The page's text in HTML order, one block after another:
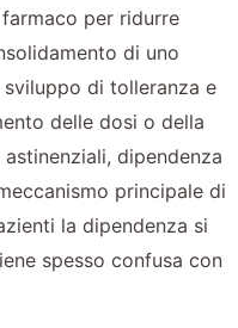
per ridurre
di uno
sviluppo di tolleranza e
delle dosi o della
dipendenza
principale di
la dipendenza si
spesso confusa con